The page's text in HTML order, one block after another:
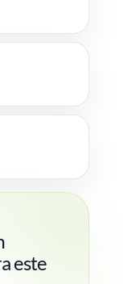
este